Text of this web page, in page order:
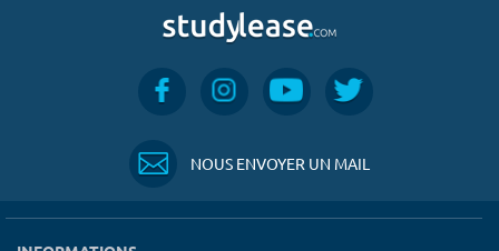
NOUS ENVOYER UN MAIL